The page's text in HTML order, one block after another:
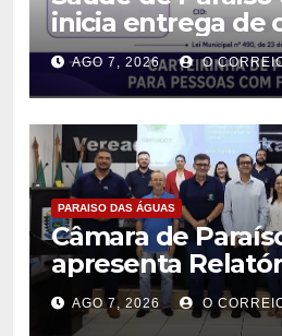
inicia entrega de
de identificação
com fibromialgia
AGO 7, 2026 O
PARAISO DAS ÁGUAS
Câmara de
apresenta
Gestão Fiscal e
equilíbrio das
AGO 7, 2026 O